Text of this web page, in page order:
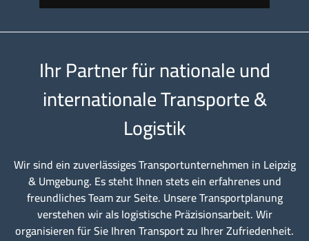
Ihr Partner für nationale und
internationale Transporte &
Logistik
Wir sind ein zuverlässiges Transportunternehmen in Leipzig
& Umgebung. Es steht Ihnen stets ein erfahrenes und
freundliches Team zur Seite. Unsere Transportplanung
verstehen wir als logistische Präzisionsarbeit. Wir
organisieren für Sie Ihren Transport zu Ihrer Zufriedenheit.